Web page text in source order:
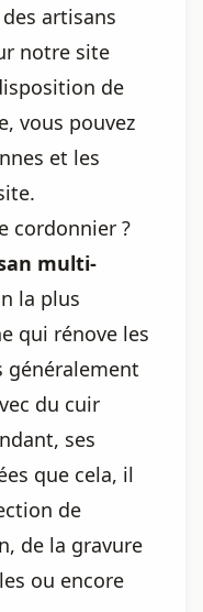
artisans
notre site
de
vous pouvez
et les
cordonnier ?
multi-
la plus
qui rénove les
généralement
du cuir
ses
que cela, il
de
de la gravure
ou encore